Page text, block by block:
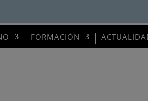
FORMACIÓN